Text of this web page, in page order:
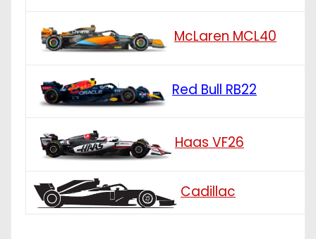
McLaren MCL40
Red Bull RB22
Haas VF26
Cadillac